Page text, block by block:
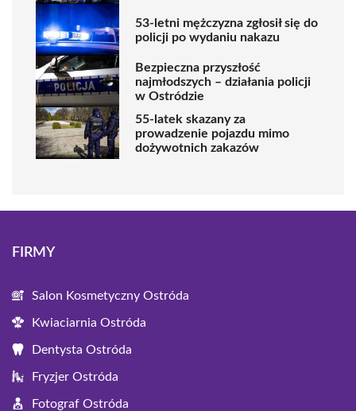
53-letni mężczyzna zgłosił się do
policji po wydaniu nakazu
Bezpieczna przyszłość
najmłodszych – działania policji
w Ostródzie
55-latek skazany za
prowadzenie pojazdu mimo
dożywotnich zakazów
FIRMY
Salon Kosmetyczny Ostróda
Kwiaciarnia Ostróda
Dentysta Ostróda
Fryzjer Ostróda
Fotograf Ostróda